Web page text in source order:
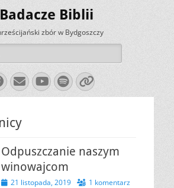
Badacze Biblii
zbór w Bydgoszczy
E-
mail
YouTube
Spotify
Link
Odpuszczanie naszym
winowajcom
Opublikowano
21 listopada, 2019 1 komentarz